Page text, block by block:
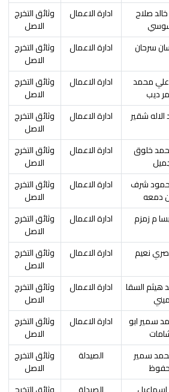
صلاح
ادارة الاعمال
وثائق التخرج
الاصل
سرحان ادارة الاعمال
وثائق التخرج
الاصل
محمد
ديب
ادارة الاعمال
وثائق التخرج
الاصل
شقير ادارة الاعمال
وثائق التخرج
الاصل
خلوق
ادارة الاعمال
وثائق التخرج
الاصل
شرف
دمعه
ادارة الاعمال
وثائق التخرج
الاصل
م زمزم ادارة الاعمال
وثائق التخرج
الاصل
نعيم ادارة الاعمال
وثائق التخرج
الاصل
هيثم السقا
ادارة الاعمال
وثائق التخرج
الاصل
سمير ابو
ادارة الاعمال
وثائق التخرج
الاصل
سمير
الصيدلة
وثائق التخرج
الاصل